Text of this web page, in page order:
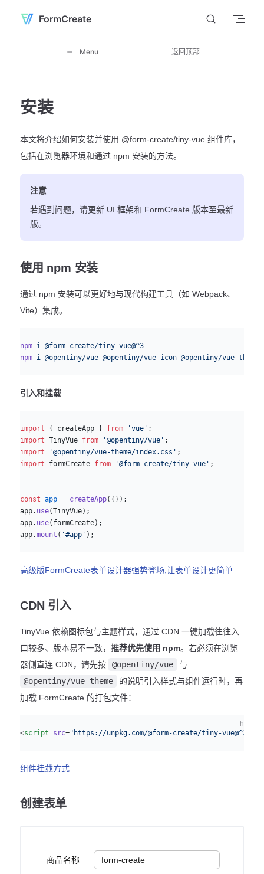
Skip to content
FormCreate
Menu 返回顶部
安装
本文将介绍如何安装并使用 @form-create/tiny-vue 组件库，
包括在浏览器环境和通过 npm 安装的方法。
注意
若遇到问题，请更新 UI 框架和 FormCreate 版本至最新
版。
使用 npm 安装
通过 npm 安装可以更好地与现代构建工具（如 Webpack、
Vite）集成。
npm i
@form-create/tiny-vue@^3
npm i @opentiny/vue @opentiny/vue-icon @opentiny/vue-theme
引入和挂载
import { createApp } from 'vue' ;
import TinyVue from '@opentiny/vue' ;
import '@opentiny/vue-theme/index.css' ;
import formCreate from '@form-create/tiny-vue' ;
const app = createApp({});
app. use(TinyVue);
app. use(formCreate);
app.mount ( '#app' );
高级版FormCreate表单设计器强势登场,让表单设计更简单
CDN 引入
TinyVue 依赖图标包与主题样式，通过 CDN 一键加载往往入
口较多、版本易不一致， 推荐优先使用 npm。若必须在浏览
器侧直连 CDN，请先按
@opentiny/vue
与
@opentiny/vue-theme
的说明引入样式与组件运行时，再
加载 FormCreate 的打包文件：
html
<script src="https://unpkg.com/@form-create/tiny-vue@^3/
组件挂载方式
创建表单
商品名称